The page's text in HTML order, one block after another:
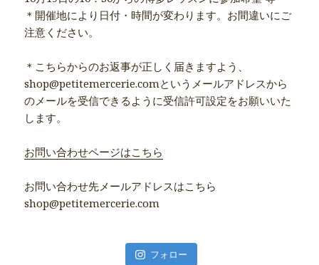
＊開催地により日付・時間が変わります。お間違いにご
注意ください。
＊こちらからのお返事が正しく届きますよう、
shop@petitemercerie.comというメールアドレスから
のメールを受信できるように受信許可設定をお願いいた
します。
お問い合わせページはこちら
お問い合わせ先メールアドレスはこちら
shop@petitemercerie.com
フォロー